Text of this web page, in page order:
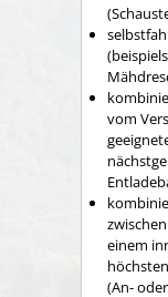
vom
einem
(An-